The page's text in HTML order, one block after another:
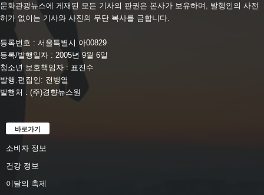
문화관광뉴스에 게재된 모든 기사의 판권은 본사가 보유하며, 발행인의 사전
허가 없이는 기사와 사진의 무단 복사를 금합니다.
등록번호 : 서울특별시 아00829
등록/발행일자 : 2005년 9월 6일
청소년 보호책임자 : 표진수
발행.편집인: 전병열
발행처 : (주)경향뉴스원
바로가기
소비자 정보
건강 정보
이달의 축제